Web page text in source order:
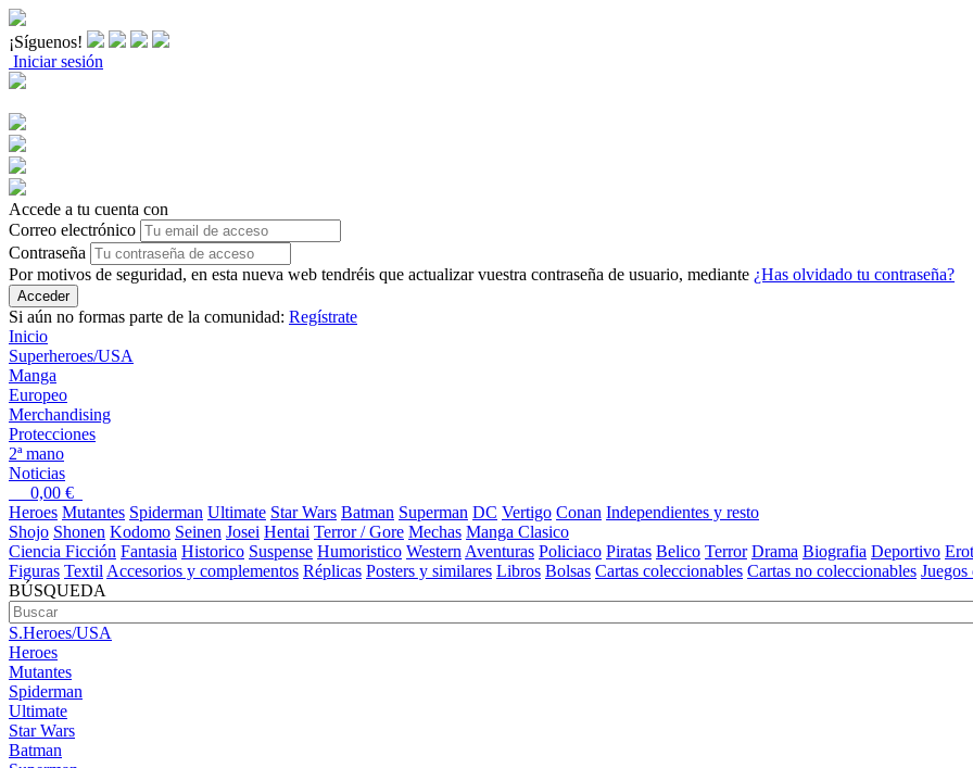
¡Síguenos!
Iniciar sesión
Accede a tu cuenta con
Correo electrónico
Contraseña
Por motivos de seguridad, en esta nueva web tendréis que actualizar vuestra contraseña de usuario, mediante ¿Has olvidado tu contraseña?
Acceder
Si aún no formas parte de la comunidad: Regístrate
Inicio
Superheroes/USA
Manga
Europeo
Merchandising
Protecciones
2ª mano
Noticias
0,00 €
Heroes Mutantes Spiderman Ultimate Star Wars Batman Superman DC Vertigo Conan Independientes y resto
Shojo Shonen Kodomo Seinen Josei Hentai Terror / Gore Mechas Manga Clasico
Ciencia Ficción Fantasia Historico Suspense Humoristico Western Aventuras Policiaco Piratas Belico Terror Drama Biografia Deportivo
Figuras Textil Accesorios y complementos Réplicas Posters y similares Libros Bolsas Cartas coleccionables Cartas no coleccionables Juegos
BÚSQUEDA
S.Heroes/USA
Heroes
Mutantes
Spiderman
Ultimate
Star Wars
Batman